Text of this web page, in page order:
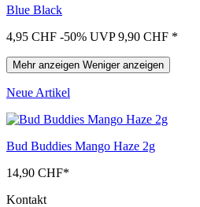
Blue Black
4,95 CHF -50% UVP 9,90 CHF *
Mehr anzeigen Weniger anzeigen
Neue Artikel
Bud Buddies Mango Haze 2g
14,90 CHF*
Kontakt